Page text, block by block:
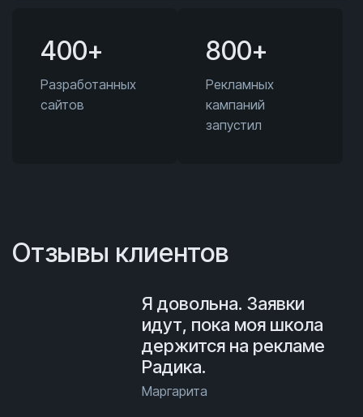
400+
Разработанных
сайтов
800+
Рекламных
кампаний
запустил
Отзывы клиентов
Я довольна. Заявки
идут, пока моя школа
держится на рекламе
Радика.
Маргарита